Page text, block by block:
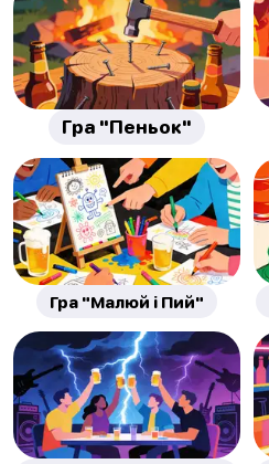
Гра "Пеньок"
Гра "Малюй і Пий"